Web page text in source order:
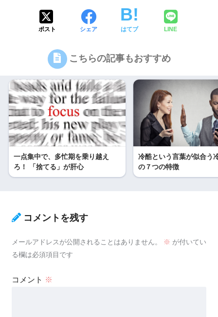
ポスト シェア はてブ LINE
こちらの記事もおすすめ
一点集中で、多忙期を乗り越え
ろ！ 「捨てる」が肝心
冷酷という言葉が似合う
の７つの特徴
コメントを残す
メールアドレスが公開されることはありません。 ※ が付いてい
る欄は必須項目です
コメント ※